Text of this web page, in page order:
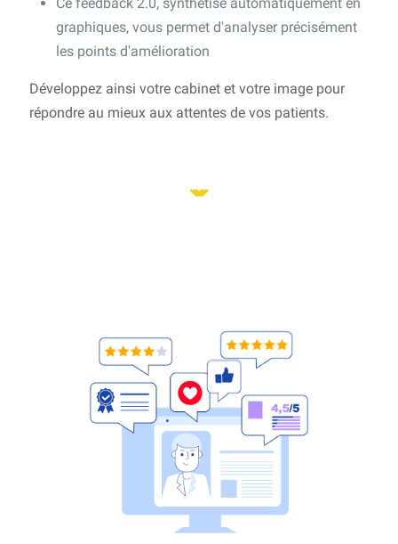
graphiques, vous permet d'analyser précisément
les points d'amélioration
Développez ainsi votre cabinet et votre image pour
répondre au mieux aux attentes de vos patients.